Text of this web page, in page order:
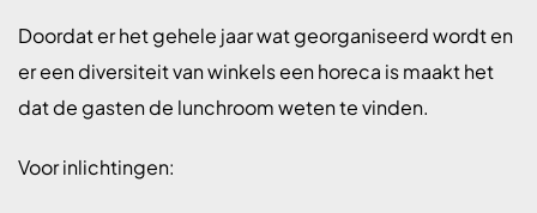
Doordat er het gehele jaar wat georganiseerd wordt en
er een diversiteit van winkels een horeca is maakt het
dat de gasten de lunchroom weten te vinden.
Voor inlichtingen: